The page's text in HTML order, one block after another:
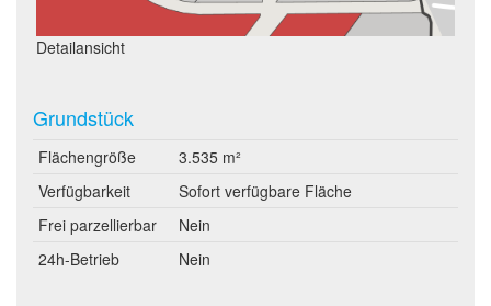
Detailansicht
Grundstück
Flächengröße
3.535 m²
Verfügbarkeit
Sofort verfügbare Fläche
Frei parzellierbar
Nein
24h-Betrieb
Nein